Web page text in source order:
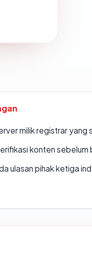
milik registrar yang
konten sebelum
ulasan pihak ketiga